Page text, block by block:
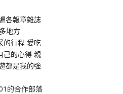
各報章雜誌
地方
的行程 愛吃
己的心得 親
都是我的強
的合作部落